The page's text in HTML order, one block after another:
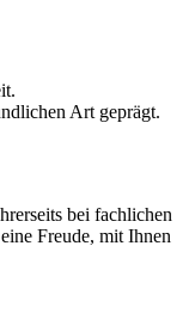
Art geprägt.
bei fachlichen
Freude, mit Ihnen